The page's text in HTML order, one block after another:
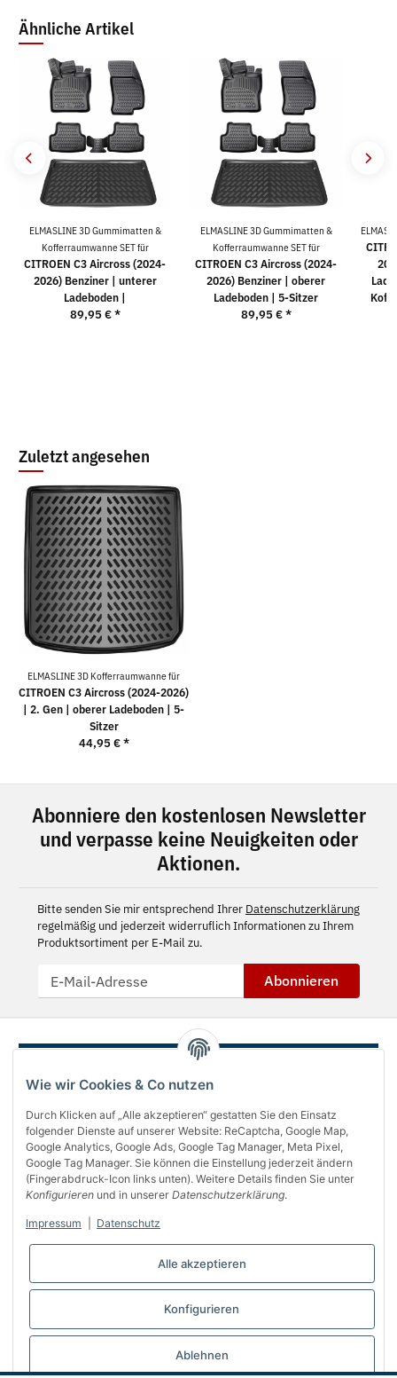
Wie wir Cookies & Co nutzen
Durch Klicken auf „Alle akzeptieren“ gestatten Sie den Einsatz
folgender Dienste auf unserer Website: ReCaptcha, Google Map,
Google Analytics, Google Ads, Google Tag Manager, Meta Pixel,
Google Tag Manager. Sie können die Einstellung jederzeit ändern
(Fingerabdruck-Icon links unten). Weitere Details finden Sie unter
Konfigurieren und in unserer Datenschutzerklärung.
Impressum Datenschutz
Alle akzeptieren
Konfigurieren
Ablehnen
Ähnliche Artikel
ELMASLINE 3D Gummimatten &
Kofferraumwanne SET für
CITROEN C3 Aircross (2024-
2026) Benziner | unterer
Ladeboden |
89,95 €*
ELMASLINE 3D Gummimatten &
Kofferraumwanne SET für
CITROEN C3 Aircross (2024-
2026) Benziner | oberer
Ladeboden | 5-Sitzer
89,95 €*
Zuletzt angesehen
ELMASLINE 3D Kofferraumwanne für
CITROEN C3 Aircross (2024-2026)
| 2. Gen | oberer Ladeboden | 5-
Sitzer
44,95 €*
Abonniere den kostenlosen Newsletter
und verpasse keine Neuigkeiten oder
Aktionen.
Bitte senden Sie mir entsprechend Ihrer Datenschutzerklärung
regelmäßig und jederzeit widerruflich Informationen zu Ihrem
Produktsortiment per E-Mail zu.
Abonnieren
Über uns
Informationen
Bequem bezahlen